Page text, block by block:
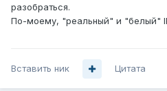
разобраться.
По-моему, "реальный" и "белый"
Вставить ник Цитата